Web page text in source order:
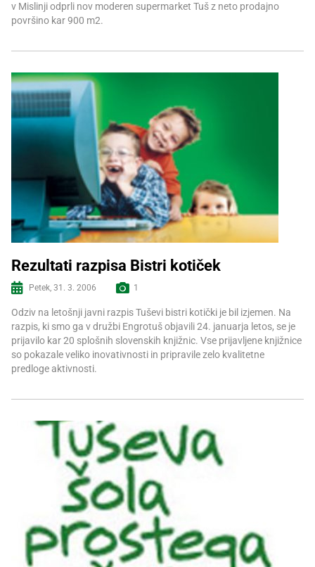
v Mislinji odprli nov moderen supermarket Tuš z neto prodajno
površino kar 900 m2.
Več informacij
Rezultati razpisa Bistri kotiček
Petek, 31. 3. 2006 1
Odziv na letošnji javni razpis Tuševi bistri kotički je bil izjemen. Na
razpis, ki smo ga v družbi Engrotuš objavili 24. januarja letos, se je
prijavilo kar 20 splošnih slovenskih knjižnic. Vse prijavljene knjižnice
so pokazale veliko inovativnosti in pripravile zelo kvalitetne
predloge aktivnosti.